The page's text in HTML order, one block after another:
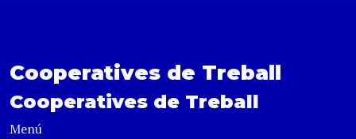
Cooperatives de Treball
Cooperatives de Treball
Menú